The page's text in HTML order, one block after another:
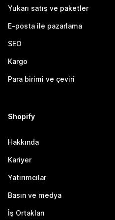
Yukarı satış ve paketler
E-posta ile pazarlama
SEO
Kargo
Para birimi ve çeviri
Shopify
Hakkında
Kariyer
Yatırımcılar
Basın ve medya
İş Ortakları